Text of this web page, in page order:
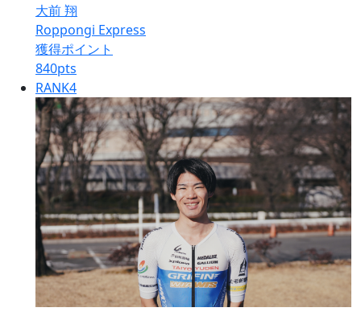
大前 翔
Roppongi Express
獲得ポイント
840pts
RANK4